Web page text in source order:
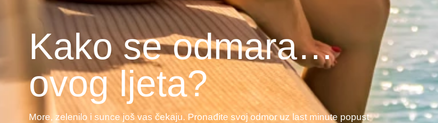
Kako se odmara…
ovog ljeta?
More, zelenilo i sunce još vas čekaju. Pronađite svoj odmor uz last minute popust